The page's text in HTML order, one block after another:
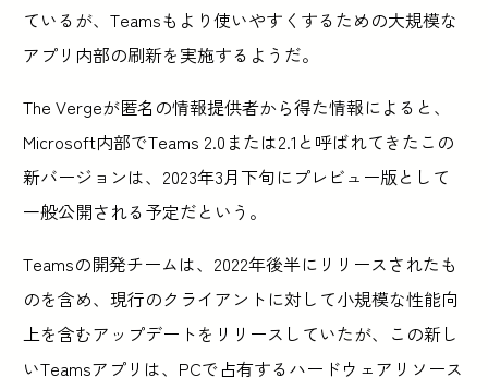
ているが、Teamsもより使いやすくするための大規模な
アプリ内部の刷新を実施するようだ。
The Vergeが匿名の情報提供者から得た情報によると、
Microsoft内部でTeams 2.0または2.1と呼ばれてきたこの
新バージョンは、2023年3月下旬にプレビュー版として
一般公開される予定だという。
Teamsの開発チームは、2022年後半にリリースされたも
のを含め、現行のクライアントに対して小規模な性能向
上を含むアップデートをリリースしていたが、この新し
いTeamsアプリは、PCで占有するハードウェアリソース